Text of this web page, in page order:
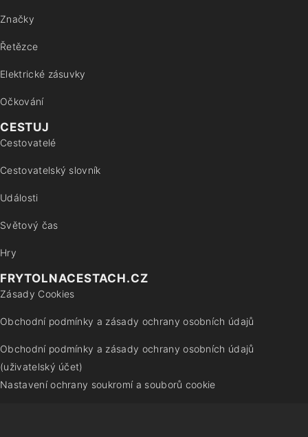
Značky
Řetězce
Elektrické zásuvky
Očkování
CESTUJ
Cestovatelé
Cestovatelský slovník
Události
Světový čas
Hry
FRYTOLNACESTACH.CZ
Zásady Cookies
Obchodní podmínky a zásady ochrany osobních údajů
Obchodní podmínky a zásady ochrany osobních údajů
(uživatelský účet)
Nastavení ochrany soukromí a souborů cookie